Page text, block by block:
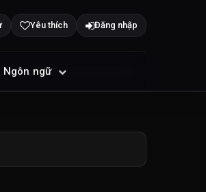
Yêu thích Đăng nhập
Ngôn ngữ